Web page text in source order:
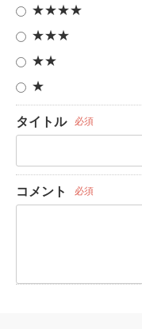
★★★★
★★★
★★
★
タイトル 必須
コメント 必須